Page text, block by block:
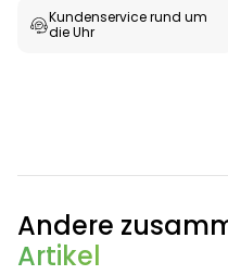
Testzentrum Arzneimittel
&
Kundenservice rund um
die Uhr
Andere
Artikel